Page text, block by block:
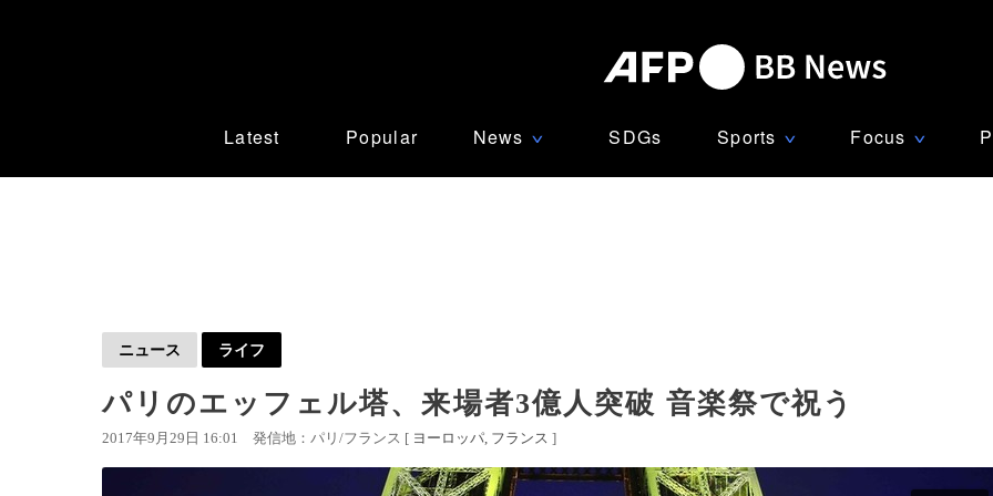
Latest Popular News ∨ SDGs Sports ∨ Focus ∨
ニュース ライフ
パリのエッフェル塔、来場者3億人突破 音楽祭で祝う
2017年9月29日 16:01 発信地：パリ/フランス [ ヨーロッパ フランス ]